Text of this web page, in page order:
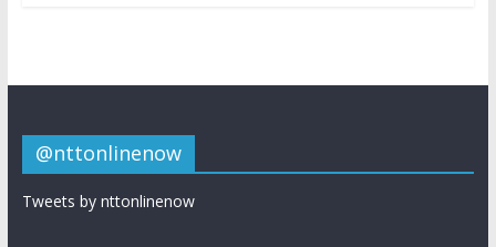
@nttonlinenow
Tweets by nttonlinenow